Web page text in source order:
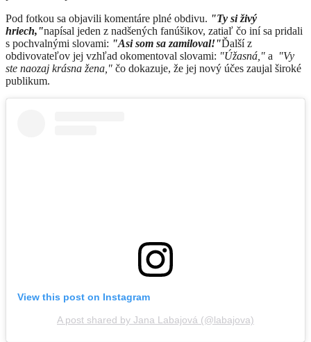
Pod fotkou sa objavili komentáre plné obdivu. "Ty si živý
hriech,"napísal jeden z nadšených fanúšikov, zatiaľ čo iní sa pridali
s pochvalnými slovami: "Asi som sa zamiloval!"Ďalší z
obdivovateľov jej vzhľad okomentoval slovami: "Úžasná," a
"Vy
ste naozaj krásna žena," čo dokazuje, že jej nový účes zaujal široké
publikum.
View this post on Instagram
A post shared by Jana Labajová (@labajova)